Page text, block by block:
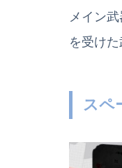
メイン
を受けた
スペ